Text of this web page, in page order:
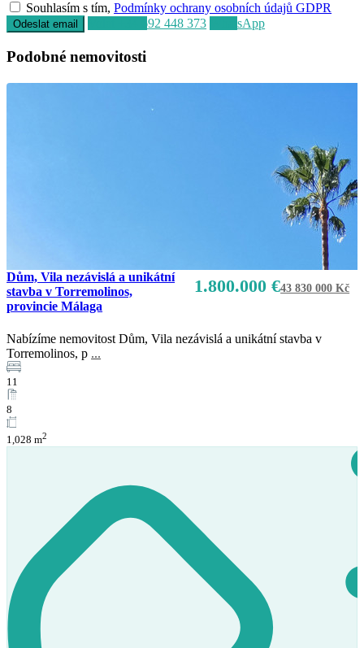
Souhlasím s tím,Podmínky ochrany osobních údajů GDPR
+34 692 448 373 WhatsApp
Podobné nemovitosti
1.800.000 €43 830 000 Kč
Dům, Vila nezávislá a unikátní
stavba v Torremolinos,
provincie Málaga
Nabízíme nemovitost Dům, Vila nezávislá a unikátní stavba v
Torremolinos, p ...
11
8
1,028 m2